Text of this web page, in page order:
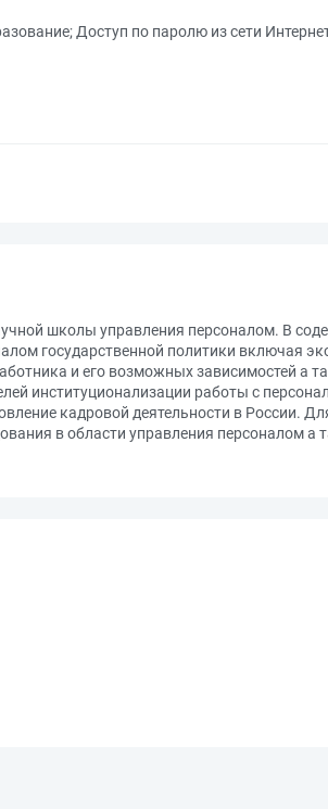
; Доступ по паролю из сети
школы управления персоналом. В
государственной политики включая
и его возможных зависимостей а
институционализации работы с
кадровой деятельности в России.
в области управления персоналом а